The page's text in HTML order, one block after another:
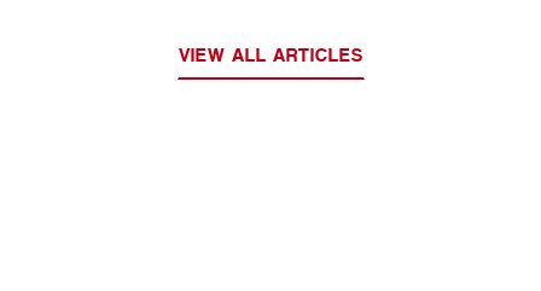
VIEW ALL ARTICLES